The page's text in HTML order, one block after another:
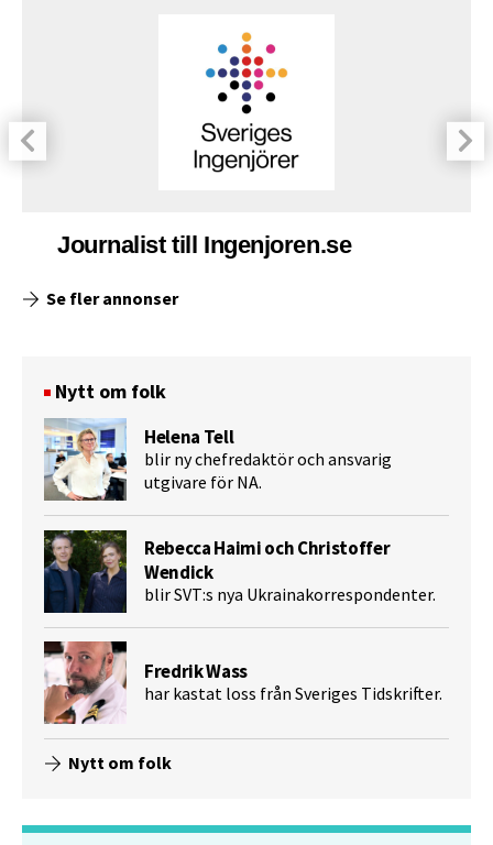
Journalist till Ingenjoren.se
Se fler annonser
Nytt om folk
Helena Tell
blir ny chefredaktör och ansvarig
utgivare för NA.
Rebecca Haimi och Christoffer
Wendick
blir SVT:s nya Ukrainakorrespondenter.
Fredrik Wass
har kastat loss från Sveriges Tidskrifter.
Nytt om folk